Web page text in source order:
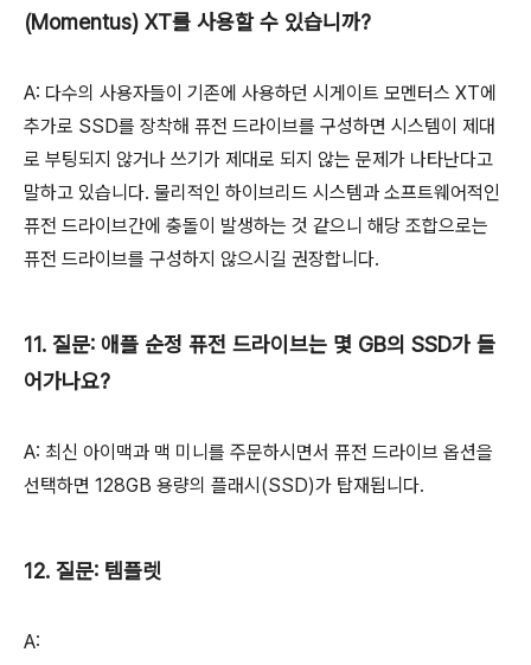
(Momentus) XT를 사용할 수 있습니까?
A: 다수의 사용자들이 기존에 사용하던 시게이트 모멘터스 XT에
추가로 SSD를 장착해 퓨전 드라이브를 구성하면 시스템이 제대
로 부팅되지 않거나 쓰기가 제대로 되지 않는 문제가 나타난다고
말하고 있습니다. 물리적인 하이브리드 시스템과 소프트웨어적인
퓨전 드라이브간에 충돌이 발생하는 것 같으니 해당 조합으로는
퓨전 드라이브를 구성하지 않으시길 권장합니다.
11. 질문: 애플 순정 퓨전 드라이브는 몇 GB의 SSD가 들
어가나요?
A: 최신 아이맥과 맥 미니를 주문하시면서 퓨전 드라이브 옵션을
선택하면 128GB 용량의 플래시(SSD)가 탑재됩니다.
12. 질문: 템플렛
A: